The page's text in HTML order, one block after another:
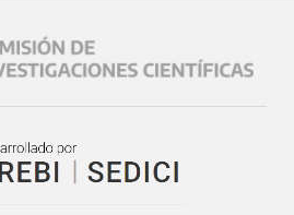
impulso, dispersión de rayos X de
entre las más usadas en los